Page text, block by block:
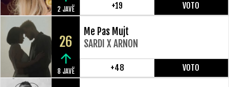
2 JAVË +19 VOTO
26
8 JAVË
Me Pas Mujt
SARDI X ARNON
+48 VOTO